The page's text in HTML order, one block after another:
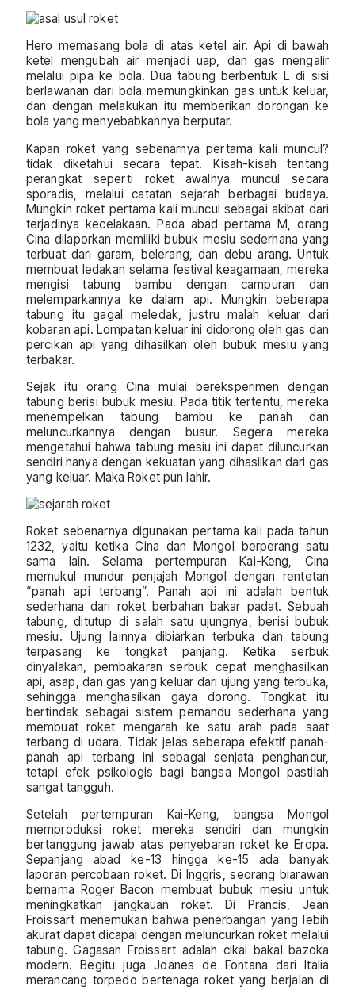
Hero memasang bola di atas ketel air. Api di bawah
ketel mengubah air menjadi uap, dan gas mengalir
melalui pipa ke bola. Dua tabung berbentuk L di sisi
berlawanan dari bola memungkinkan gas untuk keluar,
dan dengan melakukan itu memberikan dorongan ke
bola yang menyebabkannya berputar.
Kapan roket yang sebenarnya pertama kali muncul?
tidak diketahui secara tepat. Kisah-kisah tentang
perangkat seperti roket awalnya muncul secara
sporadis, melalui catatan sejarah berbagai budaya.
Mungkin roket pertama kali muncul sebagai akibat dari
terjadinya kecelakaan. Pada abad pertama M, orang
Cina dilaporkan memiliki bubuk mesiu sederhana yang
terbuat dari garam, belerang, dan debu arang. Untuk
membuat ledakan selama festival keagamaan, mereka
mengisi tabung bambu dengan campuran dan
melemparkannya ke dalam api. Mungkin beberapa
tabung itu gagal meledak, justru malah keluar dari
kobaran api. Lompatan keluar ini didorong oleh gas dan
percikan api yang dihasilkan oleh bubuk mesiu yang
terbakar.
Sejak itu orang Cina mulai bereksperimen dengan
tabung berisi bubuk mesiu. Pada titik tertentu, mereka
menempelkan tabung bambu ke panah dan
meluncurkannya dengan busur. Segera mereka
mengetahui bahwa tabung mesiu ini dapat diluncurkan
sendiri hanya dengan kekuatan yang dihasilkan dari gas
yang keluar. Maka Roket pun lahir.
Roket sebenarnya digunakan pertama kali pada tahun
1232, yaitu ketika Cina dan Mongol berperang satu
sama lain. Selama pertempuran Kai-Keng, Cina
memukul mundur penjajah Mongol dengan rentetan
“panah api terbang”. Panah api ini adalah bentuk
sederhana dari roket berbahan bakar padat. Sebuah
tabung, ditutup di salah satu ujungnya, berisi bubuk
mesiu. Ujung lainnya dibiarkan terbuka dan tabung
terpasang ke tongkat panjang. Ketika serbuk
dinyalakan, pembakaran serbuk cepat menghasilkan
api, asap, dan gas yang keluar dari ujung yang terbuka,
sehingga menghasilkan gaya dorong. Tongkat itu
bertindak sebagai sistem pemandu sederhana yang
membuat roket mengarah ke satu arah pada saat
terbang di udara. Tidak jelas seberapa efektif panah-
panah api terbang ini sebagai senjata penghancur,
tetapi efek psikologis bagi bangsa Mongol pastilah
sangat tangguh.
Setelah pertempuran Kai-Keng, bangsa Mongol
memproduksi roket mereka sendiri dan mungkin
bertanggung jawab atas penyebaran roket ke Eropa.
Sepanjang abad ke-13 hingga ke-15 ada banyak
laporan percobaan roket. Di Inggris, seorang biarawan
bernama Roger Bacon membuat bubuk mesiu untuk
meningkatkan jangkauan roket. Di Prancis, Jean
Froissart menemukan bahwa penerbangan yang lebih
akurat dapat dicapai dengan meluncurkan roket melalui
tabung. Gagasan Froissart adalah cikal bakal bazoka
modern. Begitu juga Joanes de Fontana dari Italia
merancang torpedo bertenaga roket yang berjalan di